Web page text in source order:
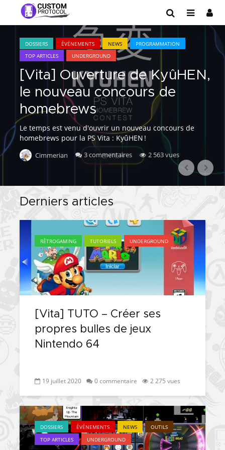
DOSSIERS ÉVÉNEMENTS NEWS
PROGRAMMATION
TOP ARTICLES
UNDERGROUND
[Vita] Ouverture de KyûHEN,
le nouveau concours de
homebrews
Le temps est venu d'ouvrir un nouveau concours de
homebrews pour la PS Vita : KyûHEN !
Cimmerian 3 commentaires 2 563 vues
Derniers articles
RÉTROGAMING TUTORIELS UNDERGROUND
[Vita] TUTO – Créer ses
propres bulles de jeux
Nintendo 64
19 juillet 2020 0 commentaire 2 275 vues
DOSSIERS ÉVÉNEMENTS NEWS
OUTILS
TOP ARTICLES
UNDERGROUND